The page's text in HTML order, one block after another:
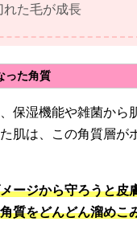
れた毛が成長
った角質
保湿機能や雑菌から
肌は、この角質層が
ージから守ろうと皮
質をどんどん溜めこ